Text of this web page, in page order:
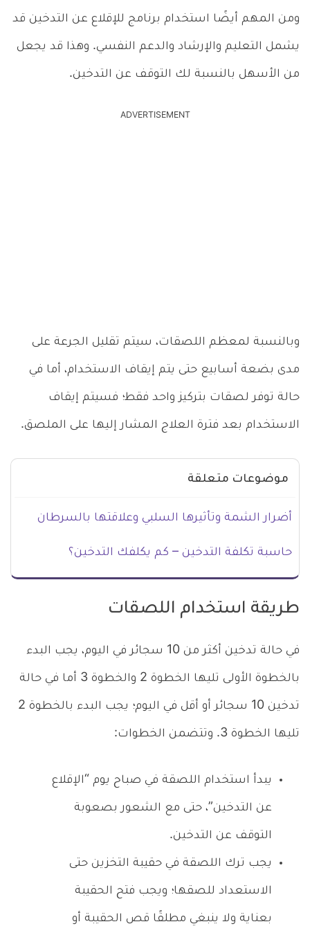
ومن المهم أيضًا استخدام برنامج للإقلاع عن التدخين قد
يشمل التعليم والإرشاد والدعم النفسي. وهذا قد يجعل
من الأسهل بالنسبة لك التوقف عن التدخين.
ADVERTISEMENT
وبالنسبة لمعظم اللصقات، سيتم تقليل الجرعة على
مدى بضعة أسابيع حتى يتم إيقاف الاستخدام، أما في
حالة توفر لصقات بتركيز واحد فقط؛ فسيتم إيقاف
الاستخدام بعد فترة العلاج المشار إليها على الملصق.
موضوعات متعلقة
أضرار الشمة وتأثيرها السلبي وعلاقتها بالسرطان
حاسبة تكلفة التدخين – كم يكلفك التدخين؟
طريقة استخدام اللصقات
في حالة تدخين أكثر من 10 سجائر في اليوم، يجب البدء
بالخطوة الأولى تليها الخطوة 2 والخطوة 3 أما في حالة
تدخين 10 سجائر أو أقل في اليوم؛ يجب البدء بالخطوة 2
تليها الخطوة 3. وتتضمن الخطوات:
يبدأ استخدام اللصقة في صباح يوم “الإقلاع
عن التدخين”، حتى مع الشعور بصعوبة
التوقف عن التدخين.
يجب ترك اللصقة في حقيبة التخزين حتى
الاستعداد للصقها؛ ويجب فتح الحقيبة
بعناية ولا ينبغي مطلقًا قص الحقيبة أو